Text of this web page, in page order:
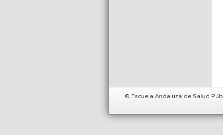
© Escuela Andaluza de Salud